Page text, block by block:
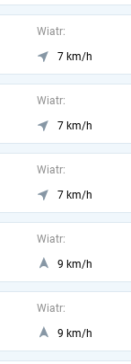
Wiatr:
7 km/h
Wiatr:
7 km/h
Wiatr:
7 km/h
Wiatr:
9 km/h
Wiatr:
9 km/h